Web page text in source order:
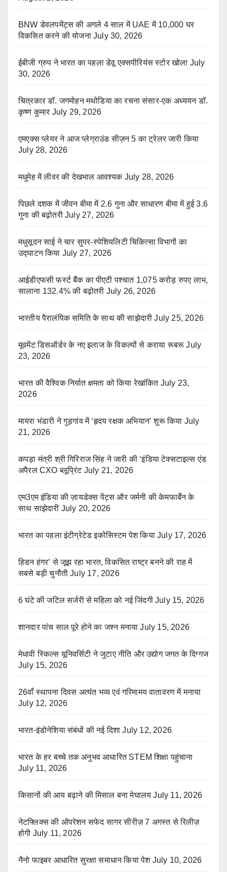
BNW डेवलपमेंट्स की अगले 4 साल में UAE में 10,000 घर
विकसित करने की योजना July 30, 2026
ईबीजी ग्रुप ने भारत का पहला डेवू एक्सपीरियंस स्टोर खोला July
30, 2026
चित्रकार डॉ. जगमोहन मथोडिया का रचना संसार-एक अध्ययन डॉ.
कृष्ण कुमार July 29, 2026
एमएक्स प्लेयर ने आज प्लेग्राउंड सीज़न 5 का ट्रेलर जारी किया
July 28, 2026
मधुमेह में लीवर की देखभाल आवश्यक July 28, 2026
पिछले दशक में जीवन बीमा में 2.6 गुना और साधारण बीमा में हुई 3.6
गुना की बढ़ोतरी July 27, 2026
मधुसूदन साई ने चार सुपर-स्पेशियलिटी चिकित्सा विभागों का
उद्घाटन किया July 27, 2026
आईडीएफसी फर्स्ट बैंक का पीएटी पश्चात 1,075 करोड़ रुपए लाभ,
सालाना 132.4% की बढ़ोतरी July 26, 2026
भारतीय पैरालंपिक समिति के साथ की साझेदारी July 25, 2026
मूवमेंट डिसऑर्डर के नए इलाज के विकल्पों से कराया रूबरू July
23, 2026
भारत की वैश्विक निर्यात क्षमता को किया रेखांकित July 23,
2026
मायरा भंडारी ने गुड़गांव में ‘हृदय रक्षक अभियान’ शुरू किया July
21, 2026
कपड़ा मंत्री श्री गिरिराज सिंह ने जारी की ‘इंडिया टेक्सटाइल्स एंड
अपैरल CXO ब्लूप्रिंट July 21, 2026
एम3एम इंडिया की ज़ायडेक्स पेंट्स और जर्मनी की केमफार्बेन के
साथ साझेदारी July 20, 2026
भारत का पहला इंटीग्रेटेड इकोसिस्टम पेश किया July 17, 2026
हिडन हंगर’ से जूझ रहा भारत, विकसित राष्ट्र बनने की राह में
सबसे बड़ी चुनौती July 17, 2026
6 घंटे की जटिल सर्जरी से महिला को नई जिंदगी July 15, 2026
शानदार पांच साल पूरे होने का जश्न मनाया July 15, 2026
मेधावी स्किल्स यूनिवर्सिटी ने जुटाए नीति और उद्योग जगत के दिग्गज
July 15, 2026
26वाँ स्थापना दिवस अत्यंत भव्य एवं गरिमामय वातावरण में मनाया
July 12, 2026
भारत-इंडोनेशिया संबंधों की नई दिशा July 12, 2026
भारत के हर बच्चे तक अनुभव आधारित STEM शिक्षा पहुंचाना
July 11, 2026
किसानों की आय बढ़ाने की मिसाल बना मेघालय July 11, 2026
नेटफ्लिक्स की ऑपरेशन सफेद सागर सीरीज़ 7 अगस्त से रिलीज़
होगी July 11, 2026
नैनो फाइबर आधारित सुरक्षा समाधान किया पेश July 10, 2026